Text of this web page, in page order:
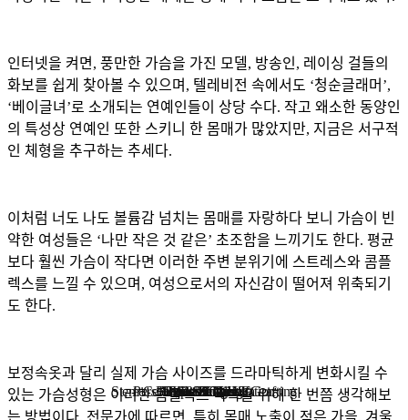
Personalized Consultation
Stem Cell
Stem Cell Liposuction & Grafting
Face & Body Lift
Petit & Lifting
Breast Surgery
LAST Diet
Eyes & Nose
Reviews
About TheLINE
인터넷을 켜면, 풍만한 가슴을 가진 모델, 방송인, 레이싱 걸들의
화보를 쉽게 찾아볼 수 있으며 , 텔레비전 속에서도 ‘청순글래머 ’,
‘베이글녀 ’로 소개되는 연예인들이 상당 수다. 작고 왜소한 동양인
의 특성상 연예인 또한 스키니 한 몸매가 많았지만, 지금은 서구적
인 체형을 추구하는 추세다.
이처럼 너도 나도 볼륨감 넘치는 몸매를 자랑하다 보니 가슴이 빈
약한 여성들은 ‘나만 작은 것 같은’ 초조함을 느끼기도 한다. 평균
보다 훨씬 가슴이 작다면 이러한 주변 분위기에 스트레스와 콤플
렉스를 느낄 수 있으며 , 여성으로서의 자신감이 떨어져 위축되기
도 한다.
보정속옷과 달리 실제 가슴 사이즈를 드라마틱하게 변화시킬 수
있는 가슴성형은 이러한 콤플렉스 극복을 위해 한 번쯤 생각해보
는 방법이다. 전문가에 따르면, 특히 몸매 노출이 적은 가을, 겨울